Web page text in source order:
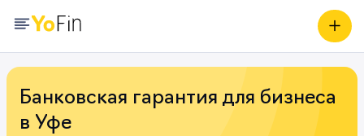
Банковская гарантия для бизнеса
в Уфе